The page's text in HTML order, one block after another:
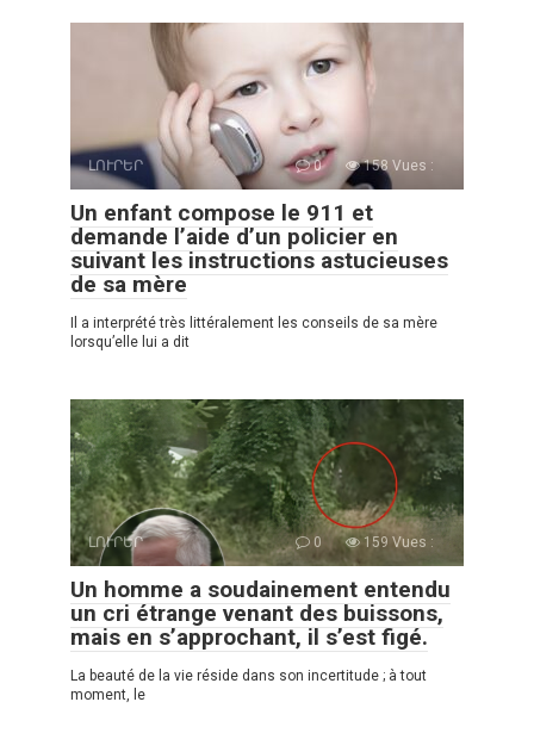
ԼՈՒՐԵՐ 0 158 Vues :
Un enfant compose le 911 et
demande l’aide d’un policier en
suivant les instructions astucieuses
de sa mère
Il a interprété très littéralement les conseils de sa mère
lorsqu’elle lui a dit
ԼՈՒՐԵՐ 0 159 Vues :
Un homme a soudainement entendu
un cri étrange venant des buissons,
mais en s’approchant, il s’est figé.
La beauté de la vie réside dans son incertitude ; à tout
moment, le